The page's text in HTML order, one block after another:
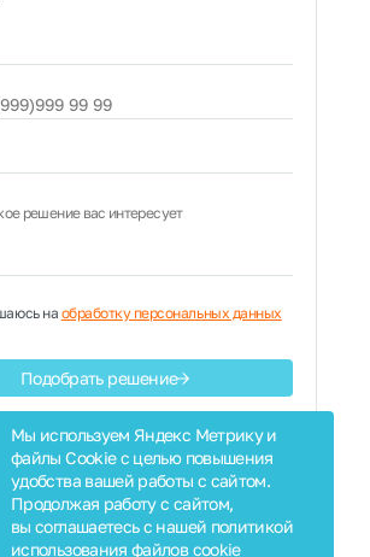
решение вас интересует
на обработку персональных данных
Подобрать решение
шоссе 4, корпус 4,
Роза», 12 этаж
Мы используем Яндекс Метрику и
файлы Cookie с целью повышения
удобства вашей работы с сайтом.
Продолжая работу с сайтом,
вы соглашаетесь с нашей политикой
использования файловcookie